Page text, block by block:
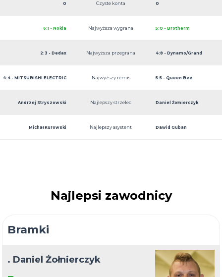
0 Czyste konta 0
6:1 - Nokia Najwyższa wygrana 5:0 - Brotherm
2:3 - Dedax Najwyższa przegrana 4:8 - Dynamo/Grand
Building
4:4 - MITSUBISHI ELECTRIC Najwyższy remis 5:5 - Queen Bee
Andrzej Stryszowski Najlepszy strzelec Daniel Żołnierczyk
Michał Kurowski Najlepszy asystent Dawid Guban
Najlepsi zawodnicy
Bramki
. Daniel Żołnierczyk